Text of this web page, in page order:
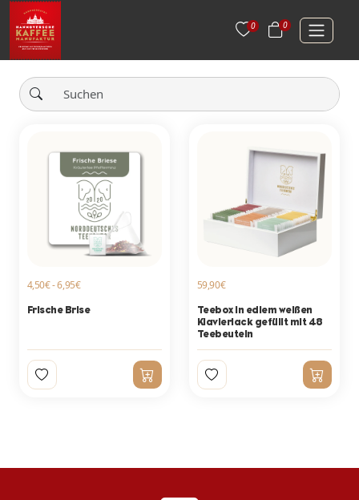
0 0
4,50€ - 6,95€
Frische Brise
59,90€
Teebox in edlem weißen
Klavierlack gefüllt mit 48
Teebeuteln